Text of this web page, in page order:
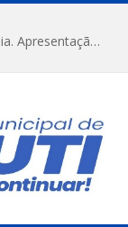
FESTRIBAL 2026 – No Coração da Amazônia. Apresentação da Munduruku.